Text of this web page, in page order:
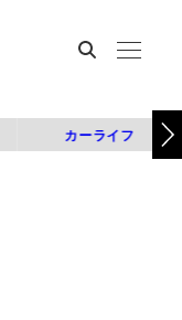
カーライフ